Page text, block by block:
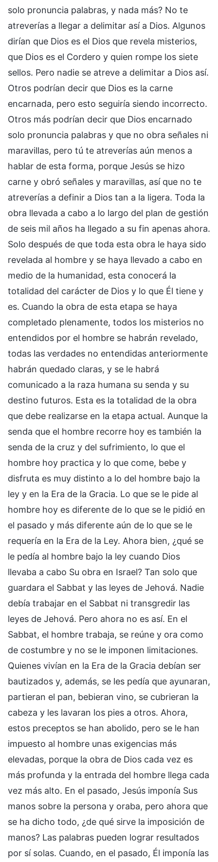
solo pronuncia palabras, y nada más? No te
atreverías a llegar a delimitar así a Dios. Algunos
dirían que Dios es el Dios que revela misterios,
que Dios es el Cordero y quien rompe los siete
sellos. Pero nadie se atreve a delimitar a Dios así.
Otros podrían decir que Dios es la carne
encarnada, pero esto seguiría siendo incorrecto.
Otros más podrían decir que Dios encarnado
solo pronuncia palabras y que no obra señales ni
maravillas, pero tú te atreverías aún menos a
hablar de esta forma, porque Jesús se hizo
carne y obró señales y maravillas, así que no te
atreverías a definir a Dios tan a la ligera. Toda la
obra llevada a cabo a lo largo del plan de gestión
de seis mil años ha llegado a su fin apenas ahora.
Solo después de que toda esta obra le haya sido
revelada al hombre y se haya llevado a cabo en
medio de la humanidad, esta conocerá la
totalidad del carácter de Dios y lo que Él tiene y
es. Cuando la obra de esta etapa se haya
completado plenamente, todos los misterios no
entendidos por el hombre se habrán revelado,
todas las verdades no entendidas anteriormente
habrán quedado claras, y se le habrá
comunicado a la raza humana su senda y su
destino futuros. Esta es la totalidad de la obra
que debe realizarse en la etapa actual. Aunque la
senda que el hombre recorre hoy es también la
senda de la cruz y del sufrimiento, lo que el
hombre hoy practica y lo que come, bebe y
disfruta es muy distinto a lo del hombre bajo la
ley y en la Era de la Gracia. Lo que se le pide al
hombre hoy es diferente de lo que se le pidió en
el pasado y más diferente aún de lo que se le
requería en la Era de la Ley. Ahora bien, ¿qué se
le pedía al hombre bajo la ley cuando Dios
llevaba a cabo Su obra en Israel? Tan solo que
guardara el Sabbat y las leyes de Jehová. Nadie
debía trabajar en el Sabbat ni transgredir las
leyes de Jehová. Pero ahora no es así. En el
Sabbat, el hombre trabaja, se reúne y ora como
de costumbre y no se le imponen limitaciones.
Quienes vivían en la Era de la Gracia debían ser
bautizados y, además, se les pedía que ayunaran,
partieran el pan, bebieran vino, se cubrieran la
cabeza y les lavaran los pies a otros. Ahora,
estos preceptos se han abolido, pero se le han
impuesto al hombre unas exigencias más
elevadas, porque la obra de Dios cada vez es
más profunda y la entrada del hombre llega cada
vez más alto. En el pasado, Jesús imponía Sus
manos sobre la persona y oraba, pero ahora que
se ha dicho todo, ¿de qué sirve la imposición de
manos? Las palabras pueden lograr resultados
por sí solas. Cuando, en el pasado, Él imponía las